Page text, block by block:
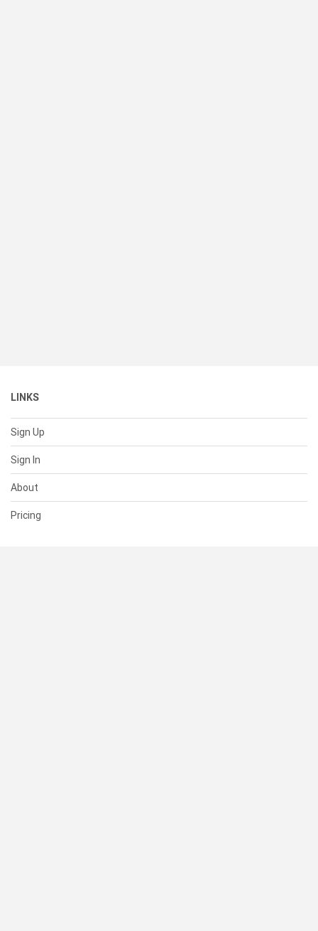
LINKS
Sign Up
Sign In
About
Pricing